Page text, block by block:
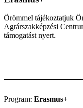
Örömmel tájékoztatjuk
Agrárszakképzési
támogatást nyert.
Program: Erasmus+